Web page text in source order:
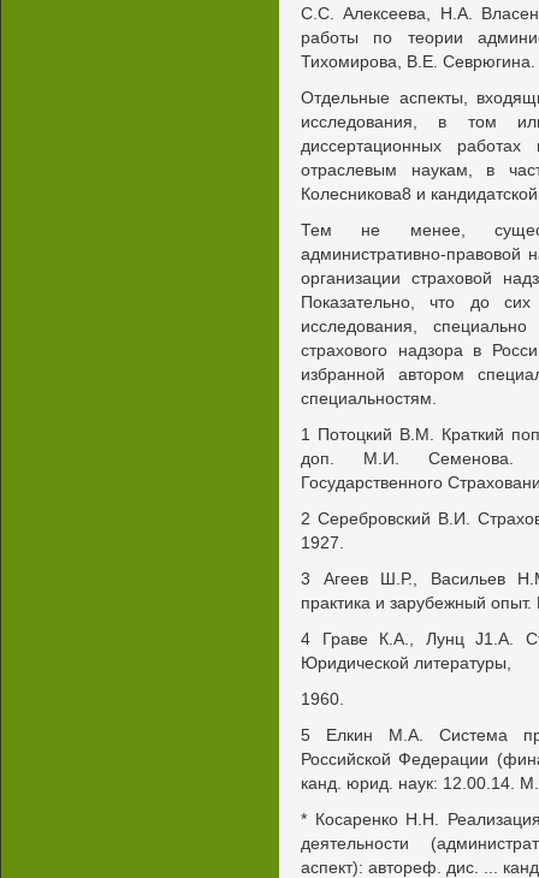
С.С. Алексеева, H.A.
работы по теории
Тихомирова, В.Е. Севрюгина.
Отдельные аспекты,
исследования, в том
диссертационных
отраслевым наукам, в
Колесникова8 и
Тем не менее,
административно-правовой
организации страховой
Показательно, что до
исследования,
страхового надзора в
избранной автором
специальностям.
1 Потоцкий В.М. Краткий
доп. М.И. Семенова.
Государственного
2 Серебровский В.И.
1927.
3 Агеев Ш.Р., Васильев
практика и зарубежный
4 Граве К.А., Лунц J1.A.
Юридической литературы,
1960.
5 Елкин М.А. Система
Российской Федерации
канд. юрид. наук: 12.00.14.
* Косаренко H.H.
деятельности
аспект): автореф. дис. ...